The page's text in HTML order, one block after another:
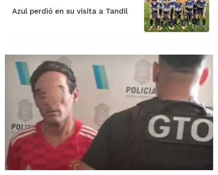
Azul perdió en su visita a Tandil